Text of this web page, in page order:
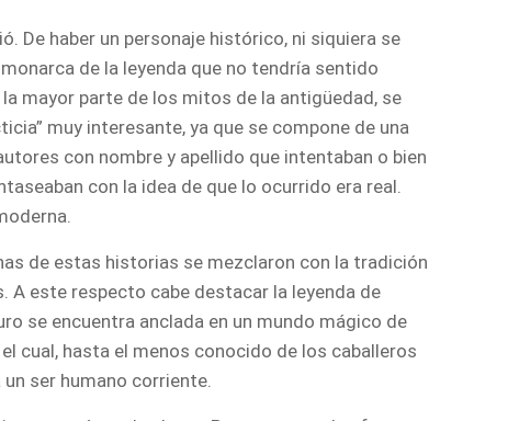
De haber un personaje histórico, ni siquiera se
de la leyenda que no tendría sentido
mayor parte de los mitos de la antigüedad, se
muy interesante, ya que se compone de una
con nombre y apellido que intentaban o bien
con la idea de que lo ocurrido era real.
de estas historias se mezclaron con la tradición
A este respecto cabe destacar la leyenda de
se encuentra anclada en un mundo mágico de
cual, hasta el menos conocido de los caballeros
ser humano corriente.